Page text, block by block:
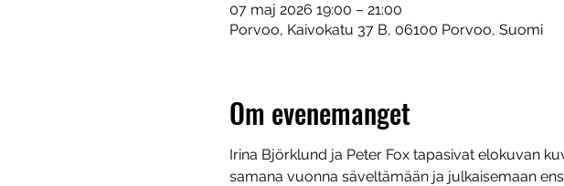
07 maj 2026 19:00 – 21:00
Porvoo, Kaivokatu 37 B, 06100 Porvoo, Suomi
Om evenemanget
Irina Björklund ja Peter Fox tapasivat elokuvan
samana vuonna säveltämään ja julkaisemaan